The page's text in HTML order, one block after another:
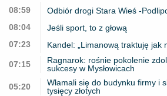
08:59
Odbiór drogi Stara Wieś -
08:04
Jeśli sport, to z głową
07:23
Kandel: „Limanową traktuję jak
07:15
Ragnarok: rośnie pokolenie
sukcesy w Mysłowicach
05:20
Włamali się do budynku firmy i
tysięcy złotych